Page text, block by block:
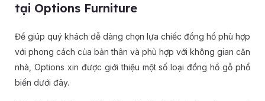
tại Options Furniture
Để giúp quý khách dễ dàng chọn lựa chiếc đồng hồ phù hợp
với phong cách của bản thân và phù hợp với không gian căn
nhà, Options xin được giới thiệu một số loại đồng hồ gỗ phổ
biến dưới đây.